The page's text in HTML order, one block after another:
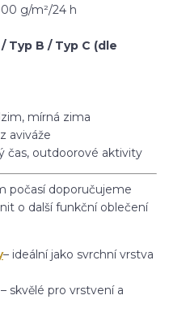
g/m²/24 h
Typ B / Typ C (dle
mírná zima
aviváže
čas, outdoorové aktivity
počasí doporučujeme
o další funkční oblečení
– ideální jako svrchní vrstva
skvělé pro vrstvení a